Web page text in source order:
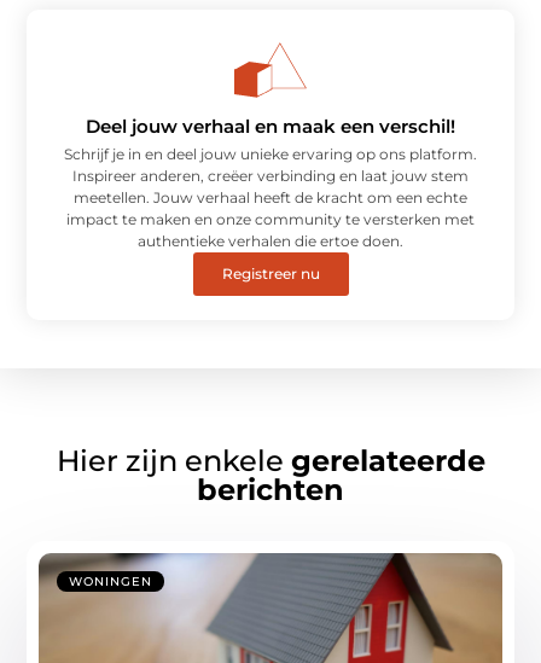
Deel jouw verhaal en maak een verschil!
Schrijf je in en deel jouw unieke ervaring op ons platform.
Inspireer anderen, creëer verbinding en laat jouw stem
meetellen. Jouw verhaal heeft de kracht om een echte
impact te maken en onze community te versterken met
authentieke verhalen die ertoe doen.
Registreer nu
Hier zijn enkele gerelateerde
berichten
WONINGEN